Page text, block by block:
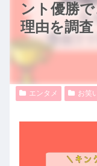
ント優勝
理由を調査
エンタメ お笑